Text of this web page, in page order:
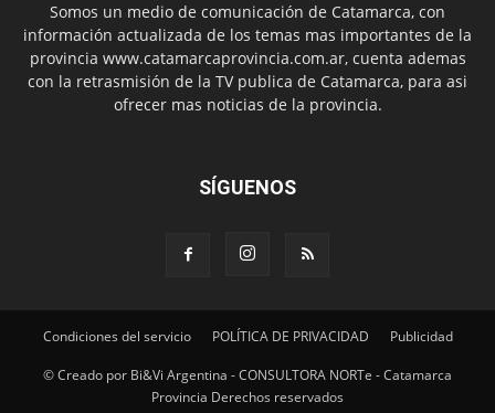
Somos un medio de comunicación de Catamarca, con
información actualizada de los temas mas importantes de la
provincia www.catamarcaprovincia.com.ar, cuenta ademas
con la retrasmisión de la TV publica de Catamarca, para asi
ofrecer mas noticias de la provincia.
SÍGUENOS
Condiciones del servicio POLÍTICA DE PRIVACIDAD Publicidad
© Creado por Bi&Vi Argentina - CONSULTORA NORTe - Catamarca
Provincia Derechos reservados